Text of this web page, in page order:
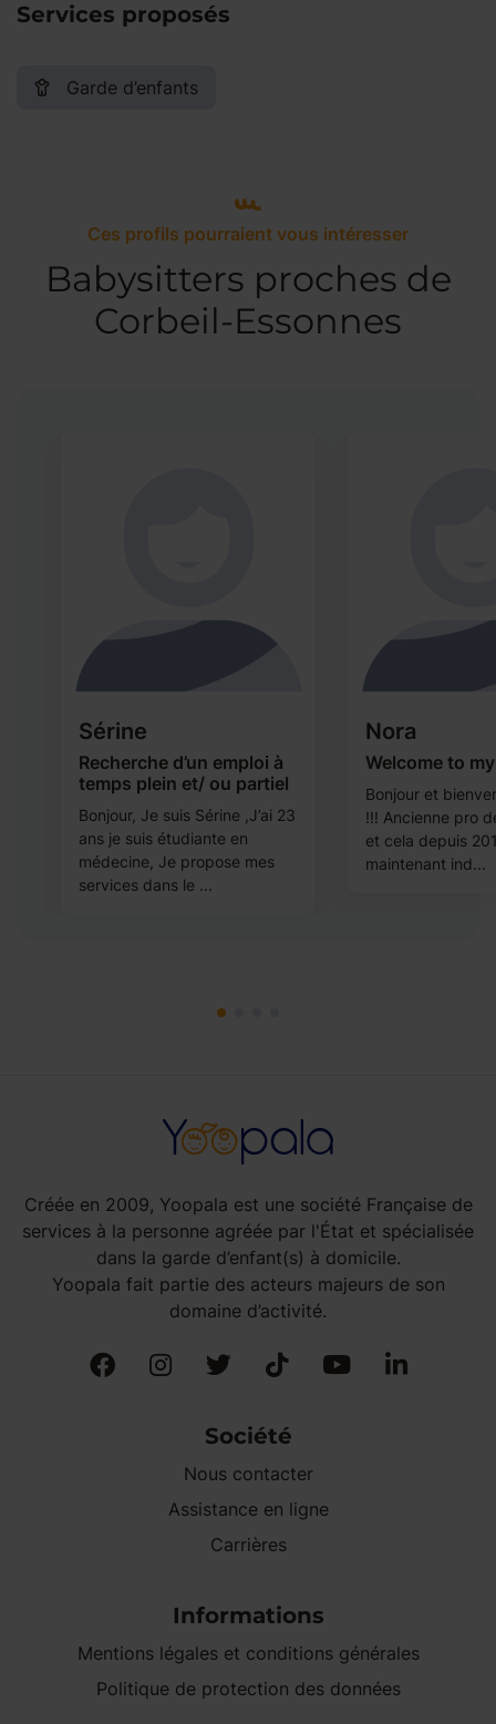
Services proposés
Garde d’enfants
Ces profils pourraient vous intéresser
Babysitters proches de
Corbeil-Essonnes
Sérine
Recherche d’un emploi à
temps plein et/ ou partiel
Bonjour, Je suis Sérine ,J’ai 23
ans je suis étudiante en
médecine, Je propose mes
services dans le ...
Nora
Welcome to
Bonjour et
!!! Ancienne pro
et cela depuis
maintenant ind...
Créée en 2009, Yoopala est une société Française de
services à la personne agréée par l'État et spécialisée
dans la garde d’enfant(s) à domicile.
Yoopala fait partie des acteurs majeurs de son
domaine d’activité.
Société
Nous contacter
Assistance en ligne
Carrières
Informations
Mentions légales et conditions générales
Politique de protection des données